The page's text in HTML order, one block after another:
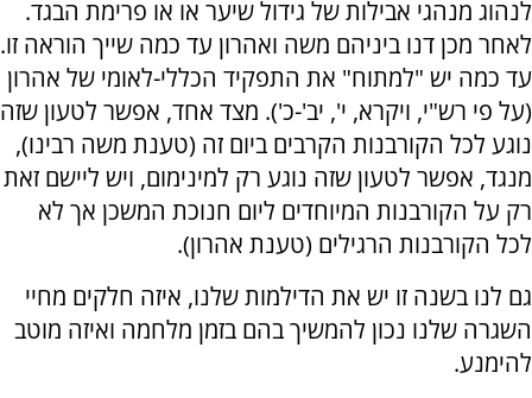
לנהוג מנהגי אבילות של גידול שיער או או פרימת הבגד.
לאחר מכן דנו ביניהם משה ואהרון עד כמה שייך הוראה זו.
עד כמה יש "למתוח" את התפקיד הכללי-לאומי של אהרון
(על פי רש"י, ויקרא, י', יב'-כ'). מצד אחד, אפשר לטעון שזה
נוגע לכל הקורבנות הקרבים ביום זה (טענת משה רבינו),
מנגד, אפשר לטעון שזה נוגע רק למינימום, ויש ליישם זאת
רק על הקורבנות המיוחדים ליום חנוכת המשכן אך לא
לכל הקורבנות הרגילים (טענת אהרון).
גם לנו בשנה זו יש את הדילמות שלנו, איזה חלקים מחיי
השגרה שלנו נכון להמשיך בהם בזמן מלחמה ואיזה מוטב
להימנע.